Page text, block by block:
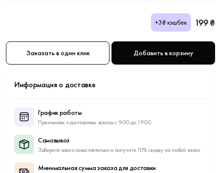
+3₴ кэшбек 199 ₴
Заказать в один клик Добавить в корзину
Информация о доставке
График работы
Принимаем и доставляем заказы с 9:00 до 19:00
Самовывоз
Заберите заказ самостоятельно и получите 10% скидку на любой заказ.
Минимальная сумма заказа для доставки